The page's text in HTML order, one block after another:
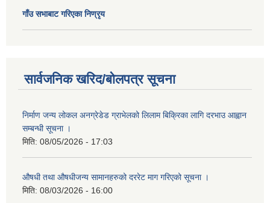
गाँउ सभाबाट गरिएका निण्रृय
सार्वजनिक खरिद/बोलपत्र सूचना
निर्माण जन्य लोकल अनग्रेडेड ग्राभेलको लिलाम बिक्रिका लागि दरभाउ आह्वान
सम्बन्धी सूचना ।
मिति: 08/05/2026 - 17:03
औषधी तथा औषधीजन्य सामानहरुको दररेट माग गरिएको सूचना ।
मिति: 08/03/2026 - 16:00